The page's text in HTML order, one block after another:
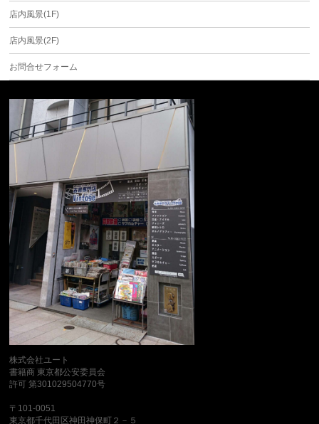
店内風景(1F)
店内風景(2F)
お問合せフォーム
株式会社ユート
書籍商 東京都公安委員会
許可 第301029504770号
〒101-0051
東京都千代田区神田神保町２－５